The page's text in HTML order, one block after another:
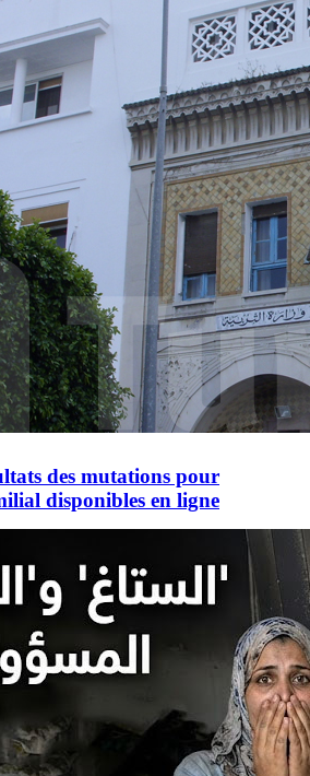
des mutations pour
disponibles en ligne